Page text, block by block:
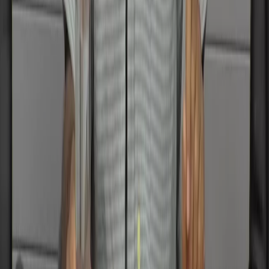
X (formerly Twitter)